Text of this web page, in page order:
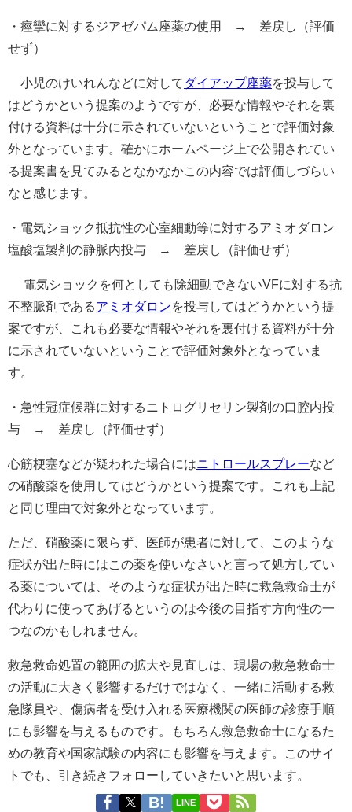
・痙攣に対するジアゼパム座薬の使用 → 差戻し（評価
せず）
小児のけいれんなどに対して ダイアップ座薬を投与して
はどうかという提案のようですが、必要な情報やそれを裏
付ける資料は十分に示されていないということで評価対象
外となっています。確かにホームページ上で公開されてい
る提案書を見てみるとなかなかこの内容では評価しづらい
なと感じます。
・電気ショック抵抗性の心室細動等に対するアミオダロン
塩酸塩製剤の静脈内投与 → 差戻し（評価せず）
電気ショックを何としても除細動できないVFに対する抗
不整脈剤であるアミオダロンを投与してはどうかという提
案ですが、これも必要な情報やそれを裏付ける資料が十分
に示されていないということで評価対象外となっていま
す。
・急性冠症候群に対するニトログリセリン製剤の口腔内投
与 → 差戻し（評価せず）
心筋梗塞などが疑われた場合には ニトロールスプレーなど
の硝酸薬を使用してはどうかという提案です。これも上記
と同じ理由で対象外となっています。
ただ、硝酸薬に限らず、医師が患者に対して、このような
症状が出た時にはこの薬を使いなさいと言って処方してい
る薬については、そのような症状が出た時に救急救命士が
代わりに使ってあげるというのは今後の目指す方向性の一
つなのかもしれません。
救急救命処置の範囲の拡大や見直しは、現場の救急救命士
の活動に大きく影響するだけではなく、一緒に活動する救
急隊員や、傷病者を受け入れる医療機関の医師の診療手順
にも影響を与えるものです。もちろん救急救命士になるた
めの教育や国家試験の内容にも影響を与えます。このサイ
トでも、引き続きフォローしていきたいと思います。
LINE